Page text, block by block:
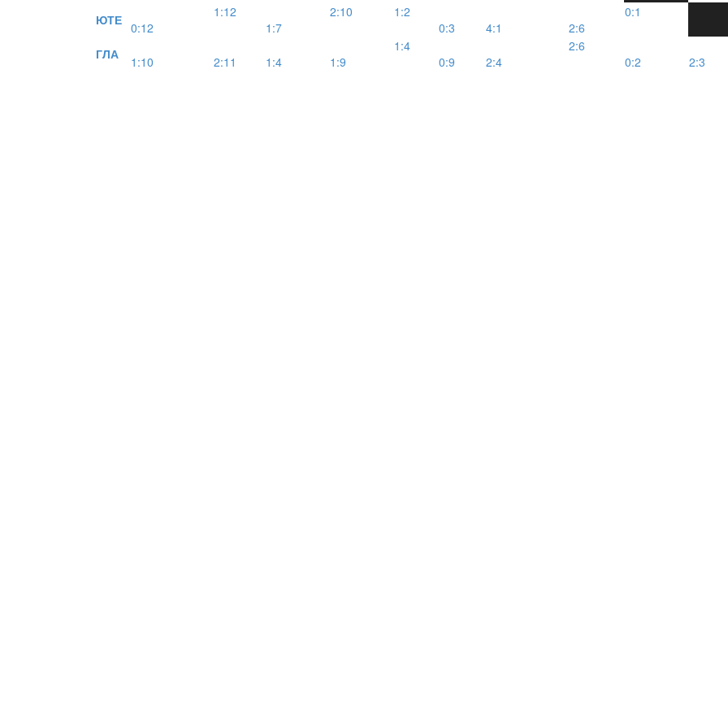
ЮТЕ 0:12
1:12
1:7
2:10
1:2
0:3
4:1 2:6
0:1
ГЛА 1:10 2:11 1:4 1:9
1:4
0:9
2:4
2:6
0:2
2:3